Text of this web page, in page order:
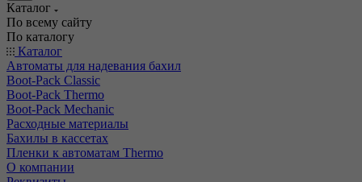
Каталог
По всему сайту
По каталогу
Каталог
Автоматы для надевания бахил
Boot-Pack Classic
Boot-Pack Thermo
Boot-Pack Mechanic
Расходные материалы
Бахилы в кассетах
Пленки к автоматам Thermo
О компании